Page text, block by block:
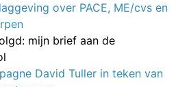
over PACE, ME/cvs en
mijn brief aan de
David Tuller in teken van